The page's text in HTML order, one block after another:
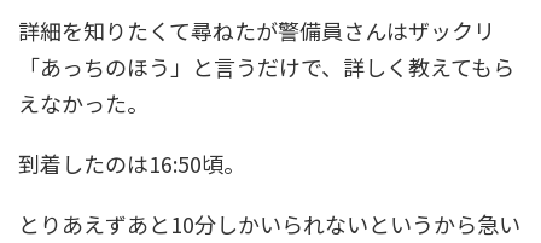
詳細を知りたくて尋ねたが警備員さんはザックリ
「あっちのほう」と言うだけで、詳しく教えてもら
えなかった。
到着したのは16:50頃。
とりあえずあと10分しかいられないというから急い